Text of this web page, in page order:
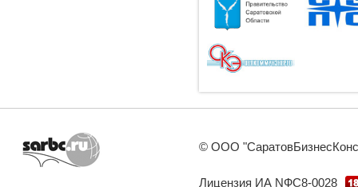
© ООО
Лицензия ИА NФС8-0028